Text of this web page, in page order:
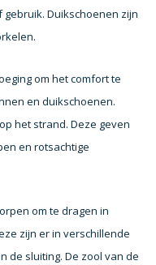
Duikschoenen zijn
om het comfort te
en duikschoenen.
het strand. Deze geven
en rotsachtige
om te dragen in
zijn er in verschillende
de sluiting. De zool van de